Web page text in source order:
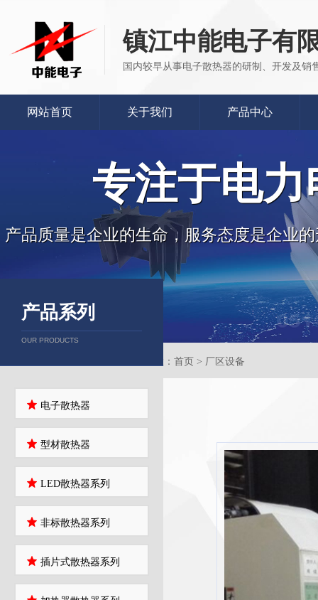
镇江中能电子有
国内较早从事电子散热器的研制、开发及销
网站首页 关于我们 产品中心
专注于电
产品质量是企业的生命，服务态度是企业
当前位置：首页 > 厂区设备
产品系列
OUR PRODUCTS
电子散热器
型材散热器
LED散热器系列
非标散热器系列
插片式散热器系列